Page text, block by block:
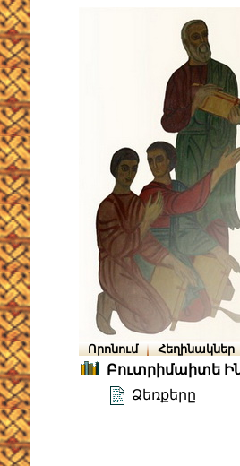
Որոնում Հեղինակներ
Բուտրիմաիտե
Ձեռքերը